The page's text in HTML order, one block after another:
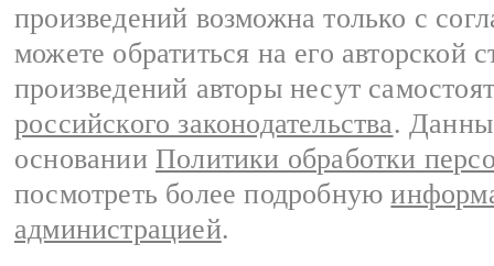
произведений возможна только с
можете обратиться на его авторской
произведений авторы несут
российского законодательства.
основании Политики обработки
посмотреть более подробную
администрацией.